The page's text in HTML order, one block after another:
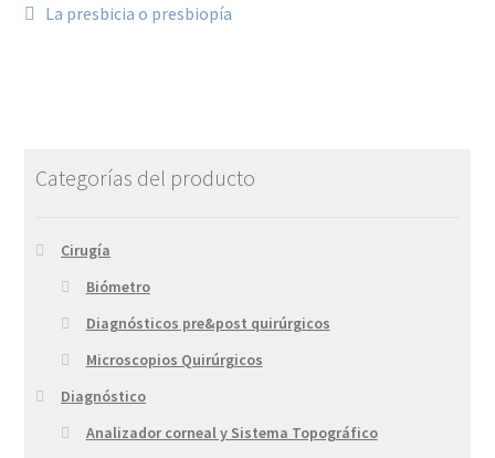
La presbicia o presbiopía
Categorías del producto
Cirugía
Biómetro
Diagnósticos pre&post quirúrgicos
Microscopios Quirúrgicos
Diagnóstico
Analizador corneal y Sistema Topográfico